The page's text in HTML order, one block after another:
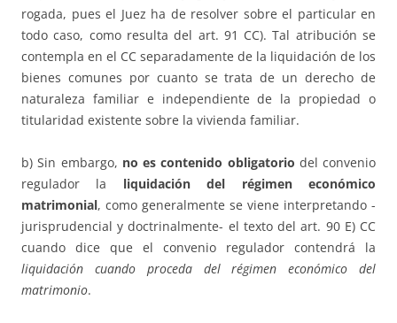
rogada, pues el Juez ha de resolver sobre el particular en
todo caso, como resulta del art. 91 CC). Tal atribución se
contempla en el CC separadamente de la liquidación de los
bienes comunes por cuanto se trata de un derecho de
naturaleza familiar e independiente de la propiedad o
titularidad existente sobre la vivienda familiar.
b) Sin embargo, no es contenido obligatorio del convenio
regulador la liquidación del régimen económico
matrimonial, como generalmente se viene interpretando -
jurisprudencial y doctrinalmente- el texto del art. 90 E) CC
cuando dice que el convenio regulador contendrá la
liquidación cuando proceda del régimen económico del
matrimonio.